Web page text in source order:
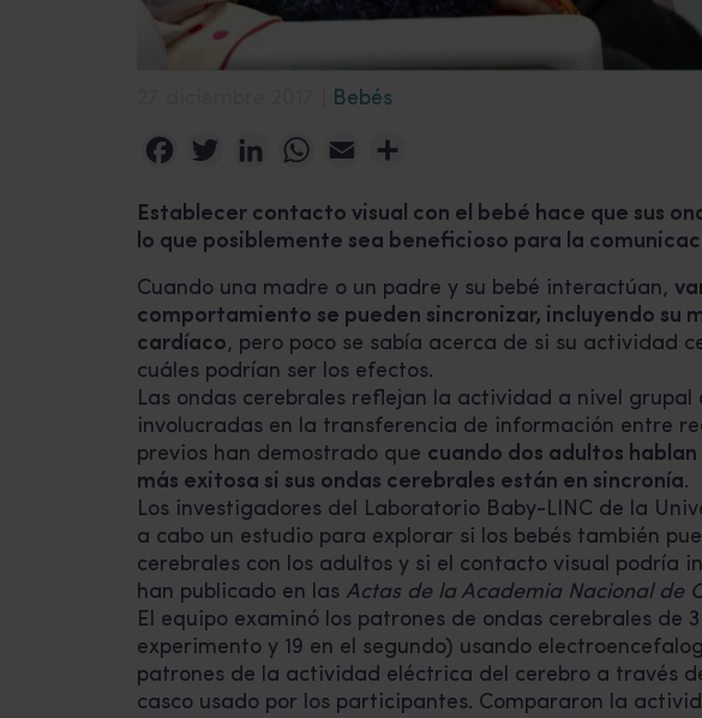
Bebés
FacebookTwitterLinkedInWhatsApp
Email
Establecer contacto visual con el bebé hace que sus
lo que posiblemente sea beneficioso para la
Cuando una madre o un padre y su bebé interactúan,
comportamiento se pueden sincronizar, incluyendo su
cardíaco, pero poco se sabía acerca de si su actividad
cuáles podrían ser los efectos.
Las ondas cerebrales reflejan la actividad a nivel grupal
involucradas en la transferencia de información entre
previos han demostrado que cuando dos adultos
más exitosa si sus ondas cerebrales están en sincronía.
Los investigadores del Laboratorio Baby-LINC de la
a cabo un estudio para explorar si los bebés también
cerebrales con los adultos y si el contacto visual podría
han publicado en las Actas de la Academia Nacional de
El equipo examinó los patrones de ondas cerebrales de
experimento y 19 en el segundo) usando
patrones de la actividad eléctrica del cerebro a través
casco usado por los participantes. Compararon la